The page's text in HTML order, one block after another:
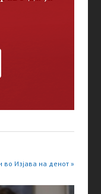
во Изјава на денот »